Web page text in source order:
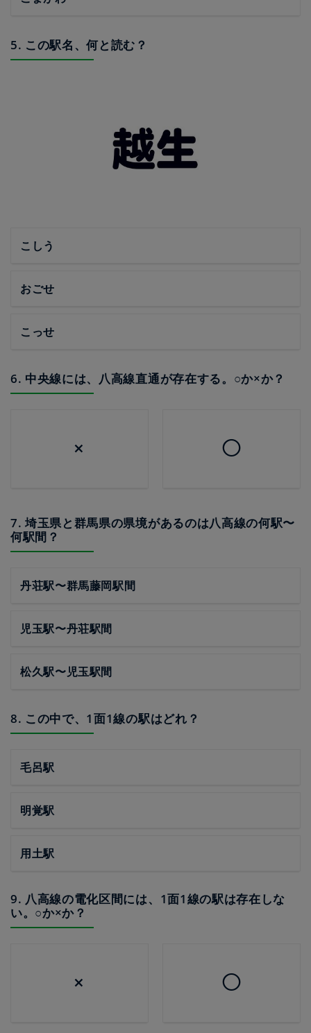
5. この駅名、何と読む？
こしう
おごせ
こっせ
6. 中央線には、八高線直通が存在する。○か×か？
× ◯
7. 埼玉県と群馬県の県境があるのは八高線の何駅〜
何駅間？
丹荘駅〜群馬藤岡駅間
児玉駅〜丹荘駅間
松久駅〜児玉駅間
8. この中で、1面1線の駅はどれ？
毛呂駅
明覚駅
用土駅
9. 八高線の電化区間には、1面1線の駅は存在しな
い。○か×か？
× ◯